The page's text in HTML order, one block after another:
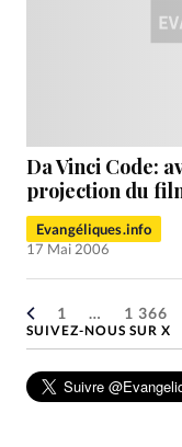
Da Vinci Code:
projection du
Evangéliques.info
17 Mai 2006
1 … 1 366
SUIVEZ-NOUS SUR X